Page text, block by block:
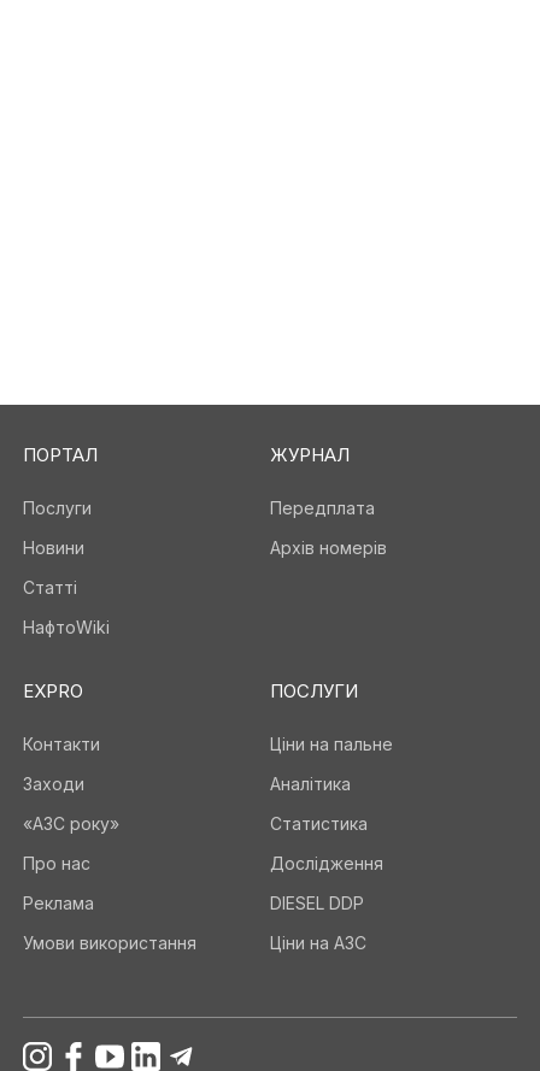
ПОРТАЛ
Послуги
Новини
Статті
НафтоWiki
ЖУРНАЛ
Передплата
Архів номерів
EXPRO
Контакти
Заходи
«АЗС року»
Про нас
Реклама
Умови використання
ПОСЛУГИ
Ціни на пальне
Аналітика
Статистика
Дослідження
DIESEL DDP
Ціни на АЗС